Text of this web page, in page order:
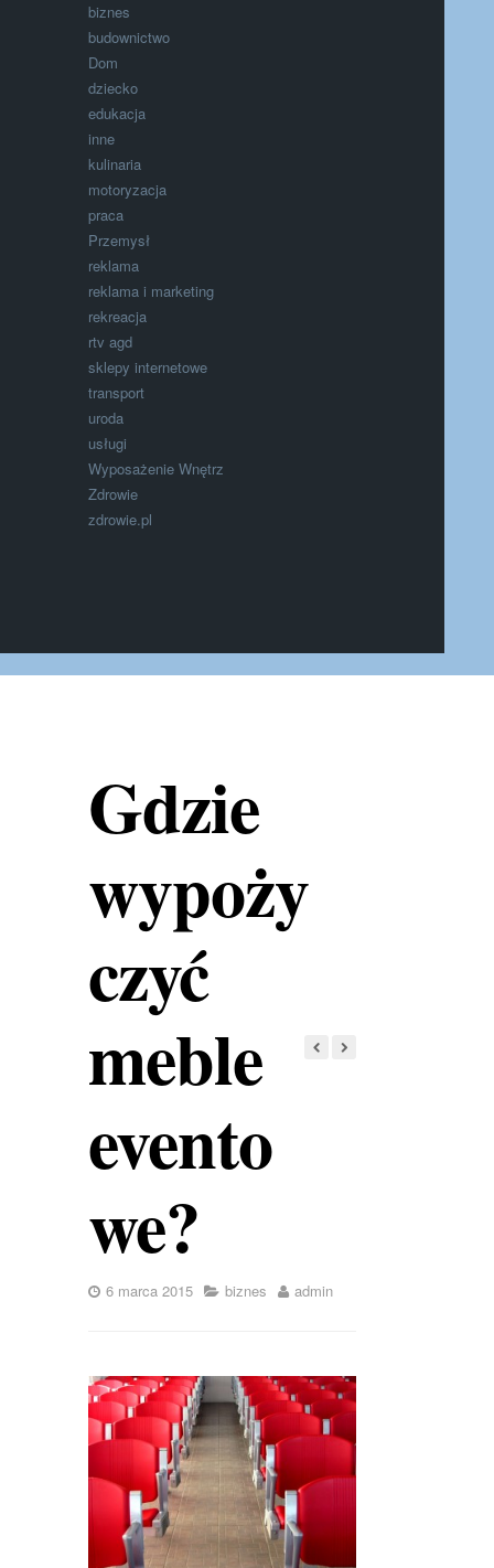
biznes
budownictwo
Dom
dziecko
edukacja
inne
kulinaria
motoryzacja
praca
Przemysł
reklama
reklama i marketing
rekreacja
rtv agd
sklepy internetowe
transport
uroda
usługi
Wyposażenie Wnętrz
Zdrowie
zdrowie.pl
Gdzie
wypoży
czyć
meble
evento
we?
6 marca 2015 biznes admin